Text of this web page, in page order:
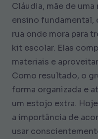
Cláudia, mãe de
ensino fundamental,
rua onde mora para
kit escolar. Elas
materiais e
Como resultado, o
forma organizada e
um estojo extra.
a importância de
usar